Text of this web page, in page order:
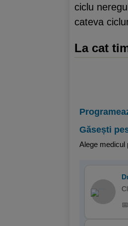
ciclu
cateva
La cat
Găsești
Alege medicul